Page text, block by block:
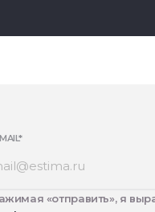
*
«отправить», я